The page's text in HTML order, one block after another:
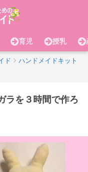
育児 授乳
ド ハンドメイドキット
ラを３時間で作ろ